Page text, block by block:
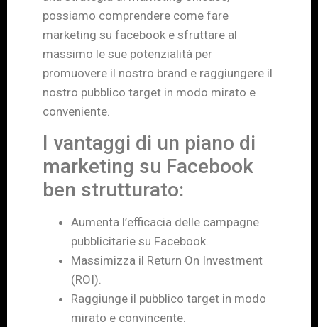
possiamo comprendere come fare
marketing su facebook e sfruttare al
massimo le sue potenzialità per
promuovere il nostro brand e raggiungere il
nostro pubblico target in modo mirato e
conveniente.
I vantaggi di un piano di
marketing su Facebook
ben strutturato:
Aumenta l’efficacia delle campagne
pubblicitarie su Facebook.
Massimizza il Return On Investment
(ROI).
Raggiunge il pubblico target in modo
mirato e convincente.